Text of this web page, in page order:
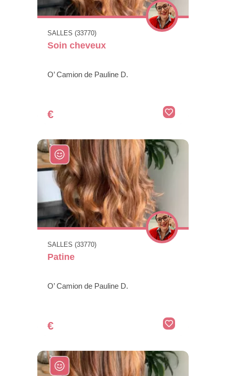
SALLES (33770)
Soin cheveux
O’ Camion de Pauline D.
€
SALLES (33770)
Patine
O’ Camion de Pauline D.
€